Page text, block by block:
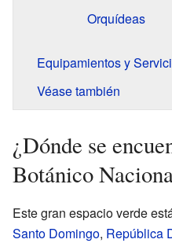
Orquídeas
Equipamientos y
Véase también
¿Dónde se
Botánico
Este gran espacio verde
Santo Domingo, República